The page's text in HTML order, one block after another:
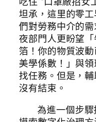
坦承，這里的零
們對勞務中介的需
夜部門人更盼望
箔！你的物質波
美學係數！」與
找任務。但是，
沒有結束。
為進一個步